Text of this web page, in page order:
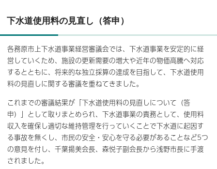
下水道使用料の見直し（答申）
各務原市上下水道事業経営審議会では、下水道事業を安定的に経
営していくため、施設の更新需要の増大や近年の物価高騰へ対応
するとともに、将来的な独立採算の達成を目指して、下水道使用
料の見直しに関する審議を重ねてきました。
これまでの審議結果が「下水道使用料の見直しについて（答
申）」として取りまとめられ、下水道事業の責務として、使用料
収入を確保し適切な維持管理を行っていくことで下水道に起因す
る事故を無くし、市民の安全・安心を守る必要があることなど5つ
の意見を付し、千葉揚美会長、森悦子副会長から浅野市長に手渡
されました。